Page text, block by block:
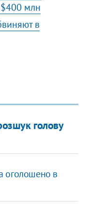
млн
в
голову
оголошено в